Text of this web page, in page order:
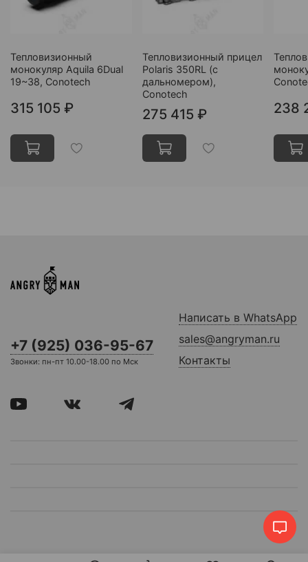
Тепловизионный
монокуляр Aquila 6Dual
19~38, Conotech
315 105 ₽
Тепловизионный прицел
Polaris 350RL (c
дальномером),
Conotech
275 415 ₽ 238
+7 (925) 036-95-67
Звонки: пн-пт 10.00-18.00 по Мск
Написать в WhatsApp
sales@angryman.ru
Контакты